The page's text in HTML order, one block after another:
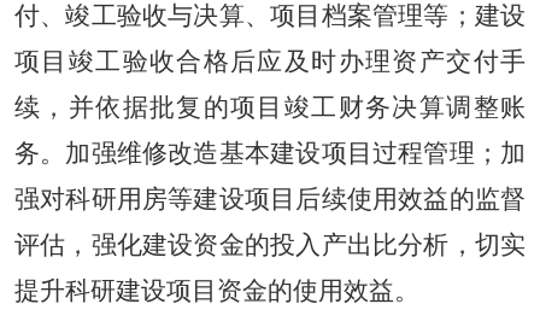
付、竣工验收与决算、项目档案管理等；建设
项目竣工验收合格后应及时办理资产交付手
续，并依据批复的项目竣工财务决算调整账
务。加强维修改造基本建设项目过程管理；加
强对科研用房等建设项目后续使用效益的监督
评估，强化建设资金的投入产出比分析，切实
提升科研建设项目资金的使用效益。